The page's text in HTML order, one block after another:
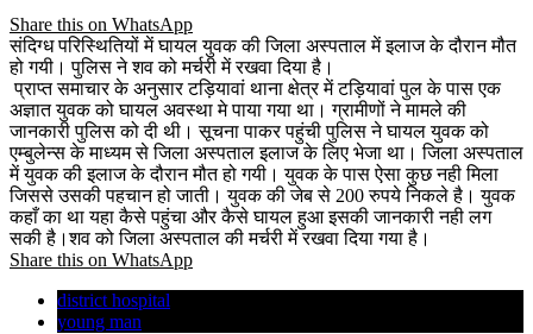
Share this on WhatsApp
संदिग्ध परिस्थितियों में घायल युवक की जिला अस्पताल में इलाज के दौरान मौत
हो गयी। पुलिस ने शव को मर्चरी में रखवा दिया है।
प्राप्त समाचार के अनुसार टड़ियावां थाना क्षेत्र में टड़ियावां पुल के पास एक
अज्ञात युवक को घायल अवस्था मे पाया गया था। ग्रामीणों ने मामले की
जानकारी पुलिस को दी थी। सूचना पाकर पहुंची पुलिस ने घायल युवक को
एम्बुलेन्स के माध्यम से जिला अस्पताल इलाज के लिए भेजा था। जिला अस्पताल
में युवक की इलाज के दौरान मौत हो गयी। युवक के पास ऐसा कुछ नही मिला
जिससे उसकी पहचान हो जाती। युवक की जेब से 200 रुपये निकले है। युवक
कहाँ का था यहा कैसे पहुंचा और कैसे घायल हुआ इसकी जानकारी नही लग
सकी है।शव को जिला अस्पताल की मर्चरी में रखवा दिया गया है।
Share this on WhatsApp
district hospital
young man